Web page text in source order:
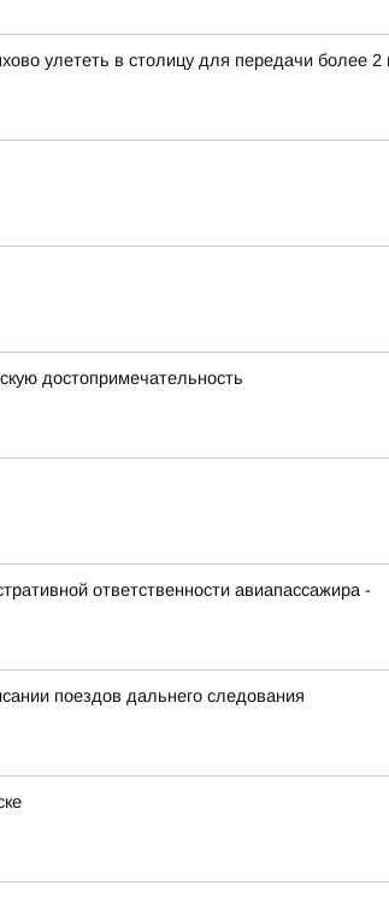
улететь в столицу для передачи более 2
достопримечательность
ответственности авиапассажира -
поездов дальнего следования